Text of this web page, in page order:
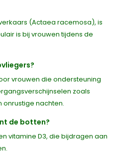
(Actaea racemosa), is
is bij vrouwen tijdens de
vrouwen die ondersteuning
zoals
nachten.
de botten?
vitamine D3, die bijdragen aan